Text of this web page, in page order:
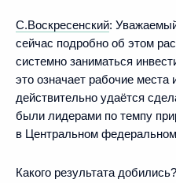
С.Воскресенский:
сейчас подробно об этом
системно заниматься
это означает рабочие
действительно удаётся
были лидерами по темпу
в Центральном федеральном
Какого результата